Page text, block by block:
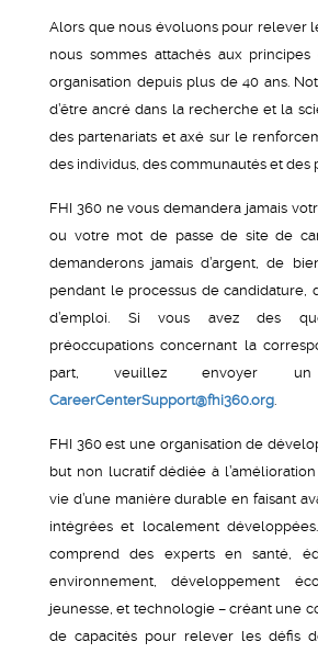
Alors que nous évoluons pour relever
nous sommes attachés aux
organisation depuis plus de 40 ans.
d’être ancré dans la recherche et la
des partenariats et axé sur le
des individus, des communautés et des
FHI 360 ne vous demandera jamais
ou votre mot de passe de site de
demanderons jamais d’argent, de
pendant le processus de candidature,
d’emploi. Si vous avez des
préoccupations concernant la
part, veuillez envoyer
CareerCenterSupport@fhi360.org
FHI 360 est une organisation de
but non lucratif dédiée à
vie d’une manière durable en faisant
intégrées et localement
comprend des experts en santé,
environnement, développement
jeunesse, et technologie – créant une
de capacités pour relever les défis